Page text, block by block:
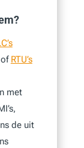
RTU’s
met
de uit